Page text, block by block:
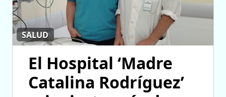
SALUD
El Hospital ‘Madre
Catalina Rodríguez’